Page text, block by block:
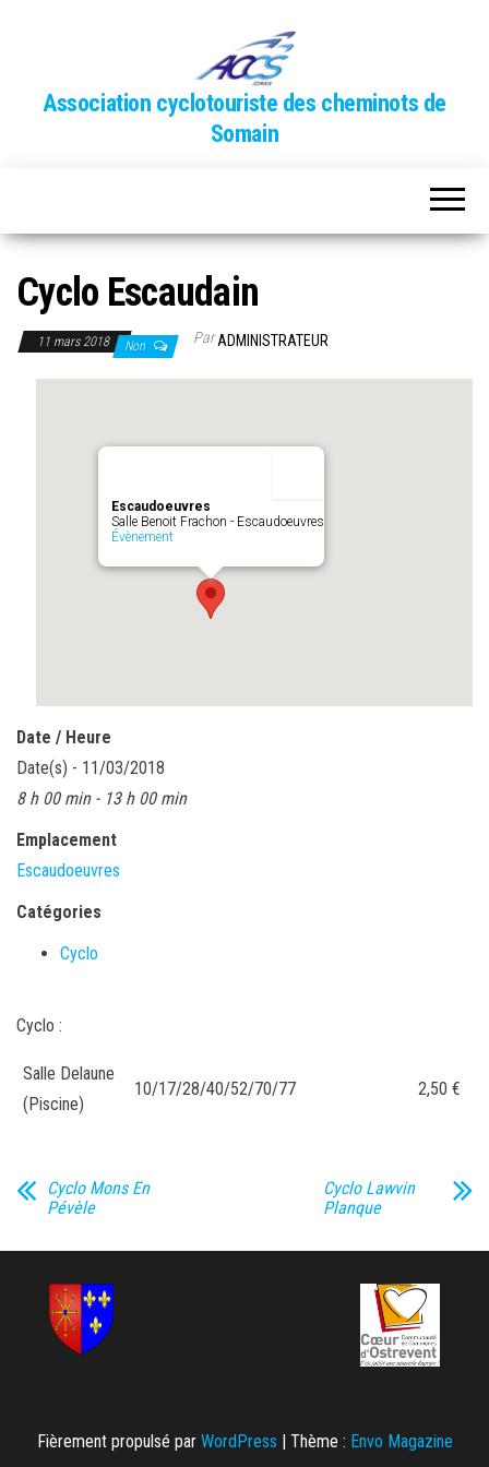
Association cyclotouriste des cheminots de
Somain
Cyclo Escaudain
11 mars 2018 Non ParADMINISTRATEUR
Escaudoeuvres
Salle Benoit Frachon - Escaudoeuvres
Évènement
Date / Heure
Date(s) - 11/03/2018
8 h 00 min - 13 h 00 min
Emplacement
Escaudoeuvres
Catégories
Cyclo
Cyclo :
Salle Delaune
(Piscine)
10/17/28/40/52/70/77 2,50 €
Cyclo Mons En
Pévèle
Cyclo Lawvin
Planque
Fièrement propulsé par WordPress | Thème : Envo Magazine